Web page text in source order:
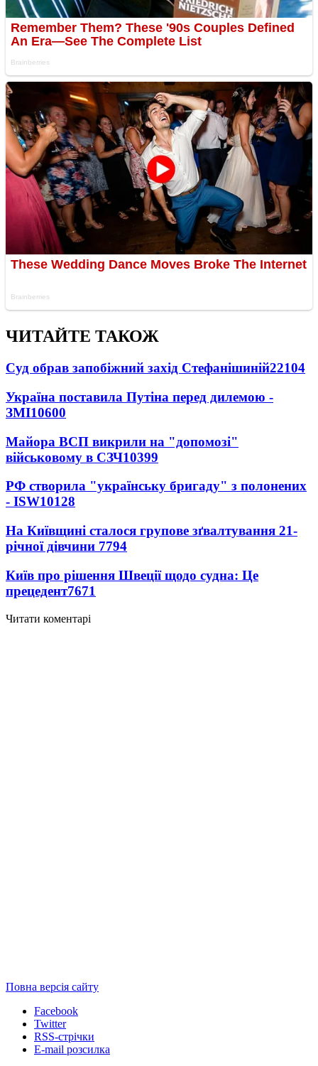
ЧИТАЙТЕ ТАКОЖ
Суд обрав запобіжний захід Стефанішиній22104
Україна поставила Путіна перед дилемою -
ЗМІ10600
Майора ВСП викрили на "допомозі"
військовому в СЗЧ10399
РФ створила "українську бригаду" з полонених
- ISW10128
На Київщині сталося групове зґвалтування 21-
річної дівчини 7794
Київ про рішення Швеції щодо судна: Це
прецедент7671
Читати коментарі
Повна версія сайту
Facebook
Twitter
RSS-стрічки
E-mail розсилка